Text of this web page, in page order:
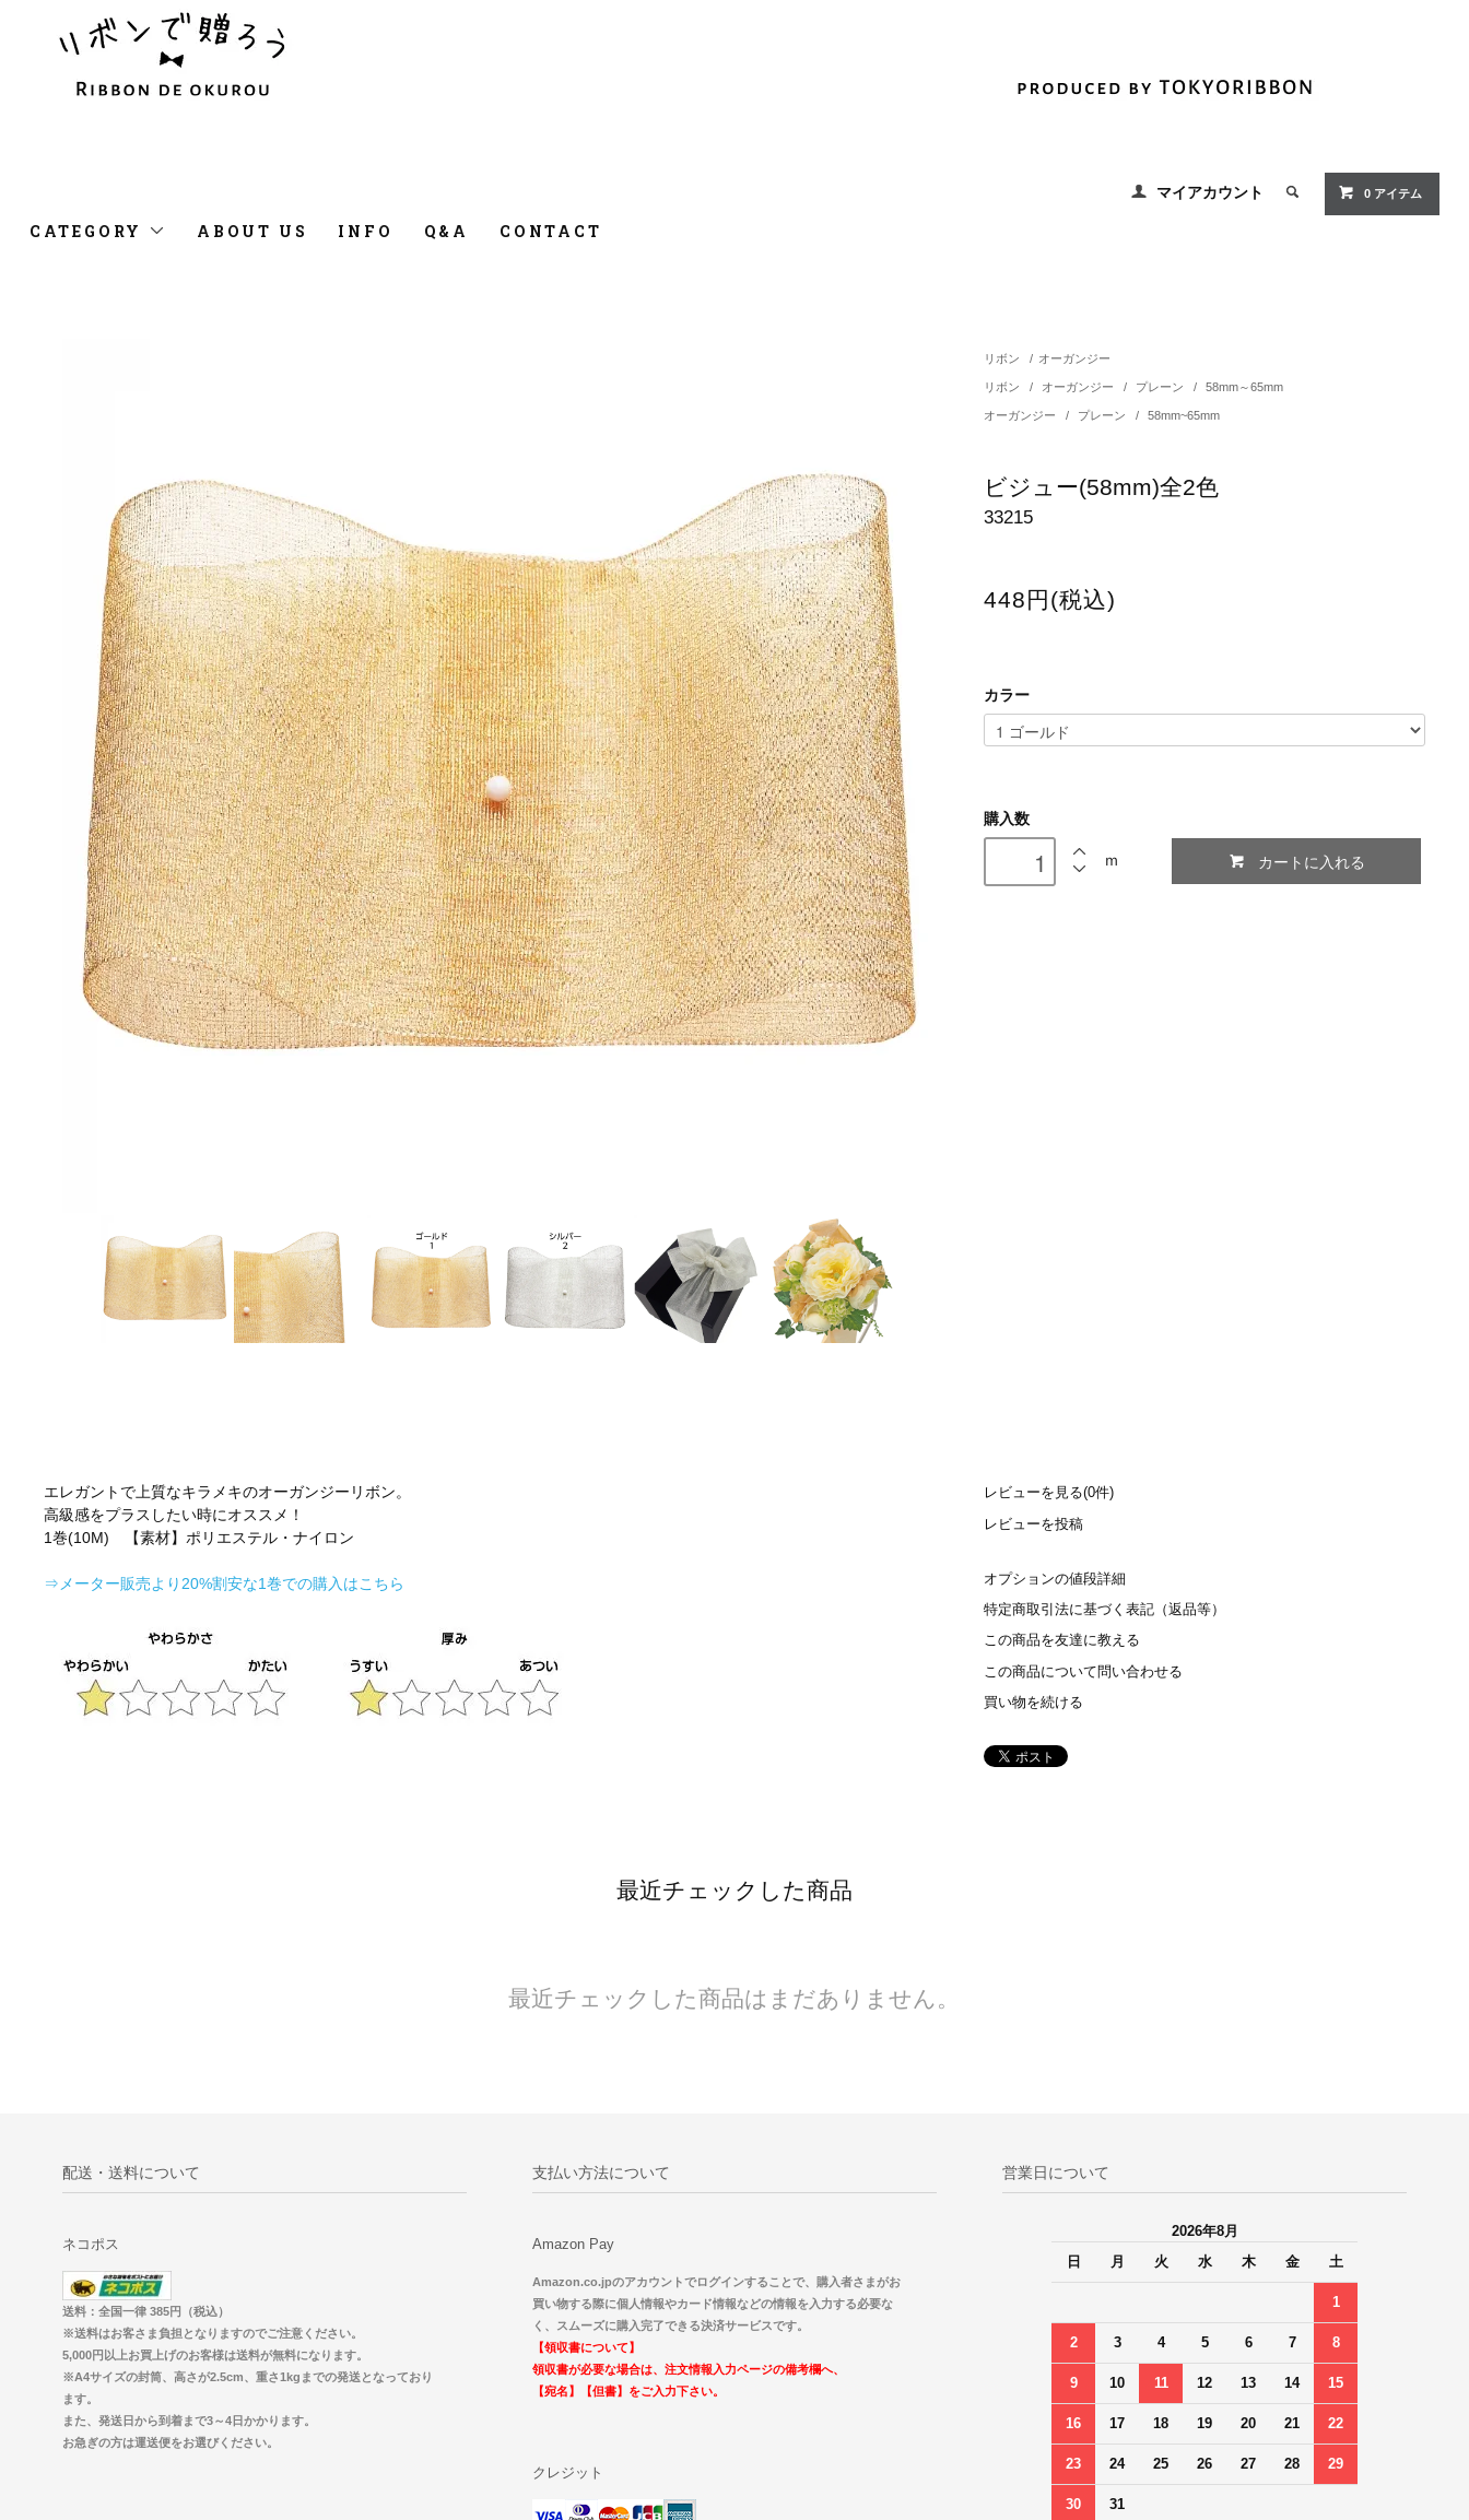
マイアカウント 0 アイテム
CATEGORY ABOUT US INFO Q&A CONTACT
リボン / オーガンジー
リボン / オーガンジー / プレーン / 58mm～65mm
オーガンジー / プレーン / 58mm~65mm
ビジュー(58mm)全2色
33215
448円(税込)
カラー
購入数
ｍ カートに入れる
エレガントで上質なキラメキのオーガンジーリボン。
高級感をプラスしたい時にオススメ！
1巻(10M) 【素材】ポリエステル・ナイロン
⇒メーター販売より20%割安な1巻での購入はこちら
レビューを見る(0件)
レビューを投稿
オプションの値段詳細
特定商取引法に基づく表記（返品等）
この商品を友達に教える
この商品について問い合わせる
買い物を続ける
最近チェックした商品
最近チェックした商品はまだありません。
配送・送料について
ネコポス
送料：全国一律 385円（税込）
※送料はお客さま負担となりますのでご注意ください。
5,000円以上お買上げのお客様は送料が無料になります。
※A4サイズの封筒、高さが2.5cm、重さ1kgまでの発送となっており
ます。
また、発送日から到着まで3～4日かかります。
お急ぎの方は運送便をお選びください。
支払い方法について
Amazon Pay
Amazon.co.jpのアカウントでログインすることで、購入者さまがお
買い物する際に個人情報やカード情報などの情報を入力する必要な
く、スムーズに購入完了できる決済サービスです。
【領収書について】
領収書が必要な場合は、注文情報入力ページの備考欄へ、
【宛名】【但書】をご入力下さい。
クレジット
営業日について
2026年8月
日
月 火 水 木 金 土
1
2 3 4 5 6 7 8
9 10 11 12 13 14 15
16 17 18 19 20 21 22
23 24 25 26 27 28 29
30 31